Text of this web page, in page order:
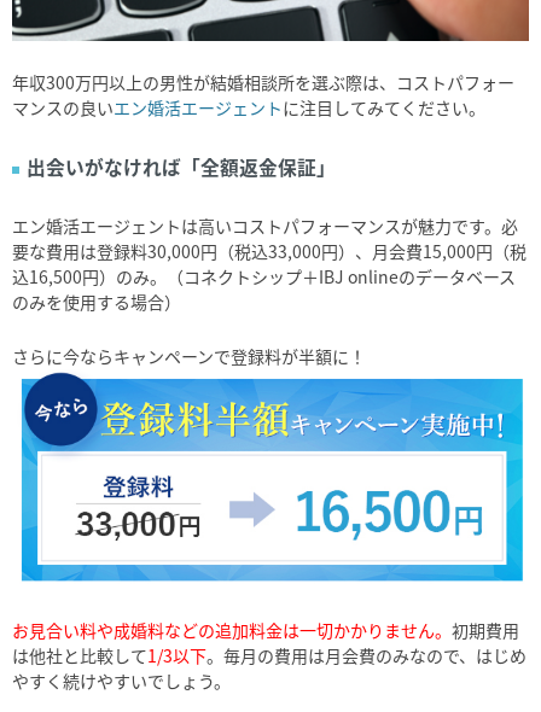
年収300万円以上の男性が結婚相談所を選ぶ際は、コストパフォー
マンスの良いエン婚活エージェントに注目してみてください。
出会いがなければ「全額返金保証」
エン婚活エージェントは高いコストパフォーマンスが魅力です。必
要な費用は登録料30,000円（税込33,000円）、月会費15,000円（税
込16,500円）のみ。（コネクトシップ＋IBJ onlineのデータベース
のみを使用する場合）
さらに今ならキャンペーンで登録料が半額に！
お見合い料や成婚料などの追加料金は一切かかりません。 初期費用
は他社と比較して1/3以下。毎月の費用は月会費のみなので、はじめ
やすく続けやすいでしょう。